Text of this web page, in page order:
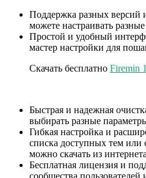
Поддержка разных версий
можете настраивать
Простой и удобный
мастер настройки для
Скачать бесплатно Firemin
Быстрая и надежная
выбирать разные
Гибкая настройка и
списка доступных тем
можно скачать из
Бесплатная лицензия и